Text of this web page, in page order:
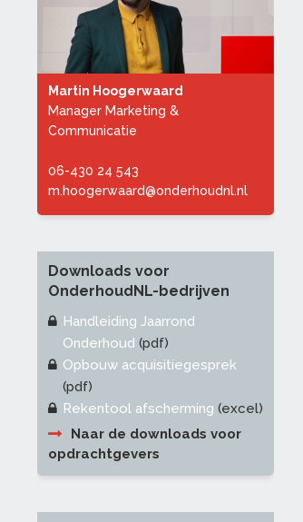
Martin Hoogerwaard
Manager Marketing &
Communicatie
06-430 24 543
m.hoogerwaard@onderhoudnl.nl
Downloads voor
OnderhoudNL-bedrijven
Handleiding Jaarrond
Onderhoud (pdf)
Opbouw acquisitiegesprek
(pdf)
Rekentool afscherming (excel)
Naar de downloads voor
opdrachtgevers